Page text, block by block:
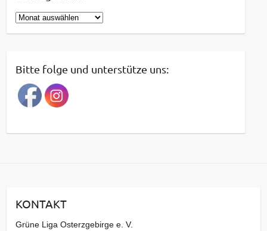
B
e
r
a
g
a
v
Bitte folge und unterstütze uns:
KONTAKT
Grüne Liga Osterzgebirge e. V.